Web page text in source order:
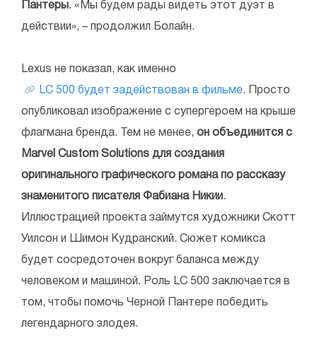
Пантеры . «Мы будем рады видеть этот дуэт в
действии», – продолжил Болайн.
Lexus не показал, как именно
LC 500 будет задействован в фильме. Просто
опубликовал изображение с супергероем на крыше
флагмана бренда. Тем не менее, он объединится с
Marvel Custom Solutions для создания
оригинального графического романа по рассказу
знаменитого писателя Фабиана Никии .
Иллюстрацией проекта займутся художники Скотт
Уилсон и Шимон Кудранский. Сюжет комикса
будет сосредоточен вокруг баланса между
человеком и машиной. Роль LC 500 заключается в
том, чтобы помочь Черной Пантере победить
легендарного злодея.